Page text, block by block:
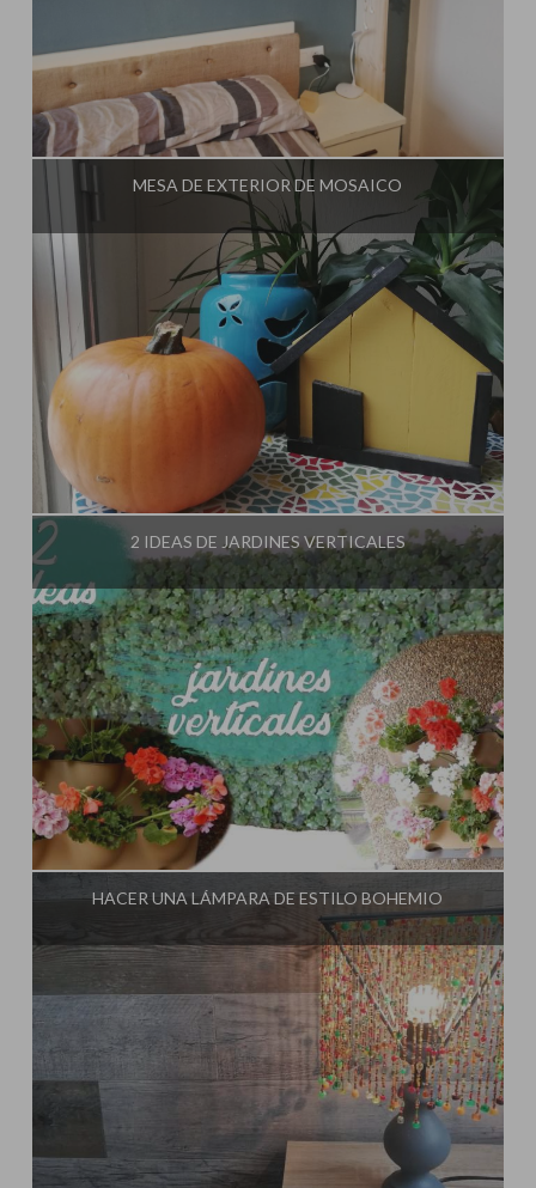
Influencer:El Taller de Ire
MESA DE EXTERIOR DE MOSAICO
Influencer:El Taller de Ire
2 IDEAS DE JARDINES VERTICALES
Influencer: El Taller de Ire
HACER UNA LÁMPARA DE ESTILO BOHEMIO